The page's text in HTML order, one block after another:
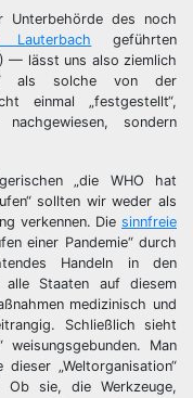
des noch
Lauterbach geführten
— lässt uns also ziemlich
als solche von der
einmal „festgestellt“,
sondern
„die WHO hat
sollten wir weder als
verkennen. Die sinnfreie
einer Pandemie“ durch
Handeln in den
Staaten auf diesem
medizinisch und
Schließlich sieht
weisungsgebunden. Man
„Weltorganisation“
Ob sie, die Werkzeuge,